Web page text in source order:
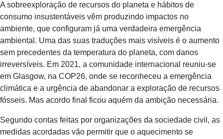
A sobreexploração de recursos do planeta e hábitos de
consumo insustentáveis vêm produzindo impactos no
ambiente, que configuram já uma verdadeira emergência
ambiental. Uma das suas traduções mais visíveis é o aumento
sem precedentes da temperatura do planeta, com danos
irreversíveis. Em 2021, a comunidade internacional reuniu-se
em Glasgow, na COP26, onde se reconheceu a emergência
climática e a urgência de abandonar a exploração de recursos
fósseis. Mas acordo final ficou aquém da ambição necessária.
Segundo contas feitas por organizações da sociedade civil, as
medidas acordadas vão permitir que o aquecimento se